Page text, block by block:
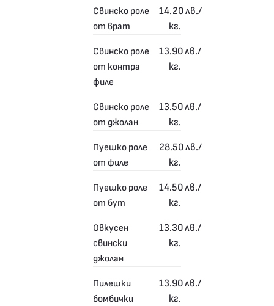
Свинско роле
от врат
14.20лв./
кг.
Свинско роле
от контра
филе
13.90лв./
кг.
Свинско роле
от джолан
13.50лв./
кг.
Пуешко роле
от филе
28.50лв./
кг.
Пуешко роле
от бут
14.50лв./
кг.
Овкусен
свински
джолан
13.30лв./
кг.
Пилешки
бомбички
13.90лв./
кг.